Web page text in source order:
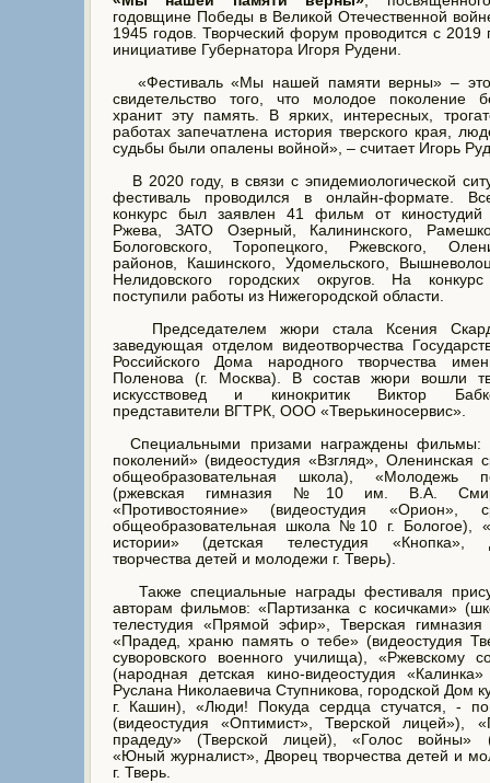
годовщине Победы в Великой Отечественной
1945 годов. Творческий форум проводится с 2019
инициативе Губернатора Игоря Рудени.
«Фестиваль «Мы нашей памяти верны» – это
свидетельство того, что молодое поколение
хранит эту память. В ярких, интересных,
работах запечатлена история тверского края,
судьбы были опалены войной», – считает Игорь
В 2020 году, в связи с эпидемиологической
фестиваль проводился в онлайн-формате.
конкурс был заявлен 41 фильм от киностудий
Ржева, ЗАТО Озерный, Калининского,
Бологовского, Торопецкого, Ржевского,
районов, Кашинского, Удомельского,
Нелидовского городских округов. На
поступили работы из Нижегородской области.
Председателем жюри стала Ксения
заведующая отделом видеотворчества
Российского Дома народного творчества
Поленова (г. Москва). В состав жюри вошли
искусствовед и кинокритик Виктор
представители ВГТРК, ООО «Тверькиносервис».
Специальными призами награждены фильмы:
поколений» (видеостудия «Взгляд», Оленинская
общеобразовательная школа), «Молодежь
(ржевская гимназия №10 им. В.А.
«Противостояние» (видеостудия «Орион»,
общеобразовательная школа №10 г. Бологое),
истории» (детская телестудия «Кнопка»,
творчества детей и молодежи г. Тверь).
Также специальные награды фестиваля
авторам фильмов: «Партизанка с косичками»
телестудия «Прямой эфир», Тверская
«Прадед, храню память о тебе» (видеостудия
суворовского военного училища), «Ржевскому
(народная детская кино-видеостудия
Руслана Николаевича Ступникова, городской Дом
г. Кашин), «Люди! Покуда сердца стучатся, -
(видеостудия «Оптимист», Тверской лицей»),
прадеду» (Тверской лицей), «Голос войны»
«Юный журналист», Дворец творчества детей и
г. Тверь.